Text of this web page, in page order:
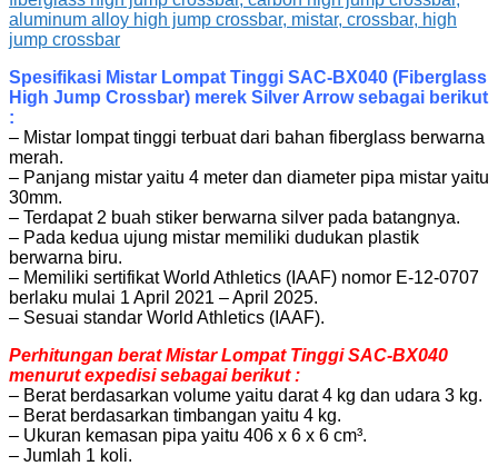
Spesifikasi Mistar Lompat Tinggi SAC-BX040 (Fiberglass
High Jump Crossbar) merek Silver Arrow sebagai berikut
:
– Mistar lompat tinggi terbuat dari bahan fiberglass berwarna
merah.
– Panjang mistar yaitu 4 meter dan diameter pipa mistar yaitu
30mm.
– Terdapat 2 buah stiker berwarna silver pada batangnya.
– Pada kedua ujung mistar memiliki dudukan plastik
berwarna biru.
– Memiliki sertifikat World Athletics (IAAF) nomor E-12-0707
berlaku mulai 1 April 2021 – April 2025.
– Sesuai standar World Athletics (IAAF).
Perhitungan berat Mistar Lompat Tinggi SAC-BX040
menurut expedisi sebagai berikut :
– Berat berdasarkan volume yaitu darat 4 kg dan udara 3 kg.
– Berat berdasarkan timbangan yaitu 4 kg.
– Ukuran kemasan pipa yaitu 406 x 6 x 6 cm³.
– Jumlah 1 koli.